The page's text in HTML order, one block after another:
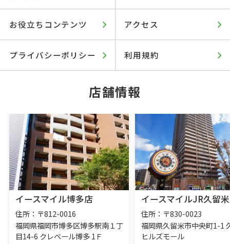
お役立ちコンテンツ アクセス
プライバシーポリシー 利用規約
店舗情報
イースマイル博多店
住所：〒812-0016
福岡県福岡市博多区博多駅南１丁
目14-6 クレベール博多 1Ｆ
イースマイルJR久留
住所：〒830-0023
福岡県久留米市中央町1-1
ヒルズモール